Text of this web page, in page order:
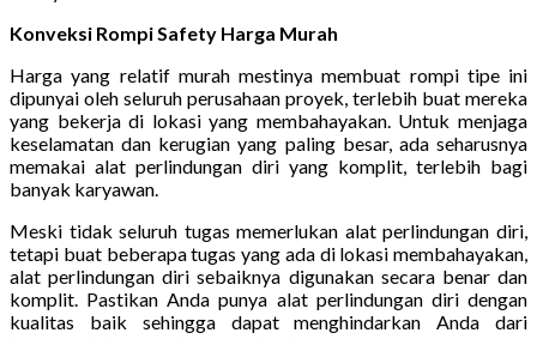
Konveksi Rompi Safety Harga Murah
Harga yang relatif murah mestinya membuat rompi tipe ini
dipunyai oleh seluruh perusahaan proyek, terlebih buat mereka
yang bekerja di lokasi yang membahayakan. Untuk menjaga
keselamatan dan kerugian yang paling besar, ada seharusnya
memakai alat perlindungan diri yang komplit, terlebih bagi
banyak karyawan.
Meski tidak seluruh tugas memerlukan alat perlindungan diri,
tetapi buat beberapa tugas yang ada di lokasi membahayakan,
alat perlindungan diri sebaiknya digunakan secara benar dan
komplit. Pastikan Anda punya alat perlindungan diri dengan
kualitas baik sehingga dapat menghindarkan Anda dari